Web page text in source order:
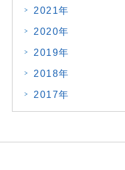
2021年
2020年
2019年
2018年
2017年